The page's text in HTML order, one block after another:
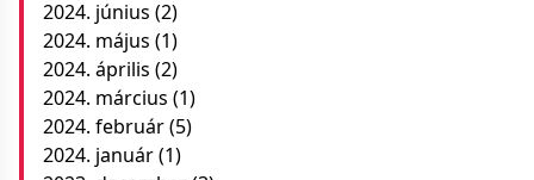
2024. június (2)
2024. május (1)
2024. április (2)
2024. március (1)
2024. február(5)
2024. január(1)